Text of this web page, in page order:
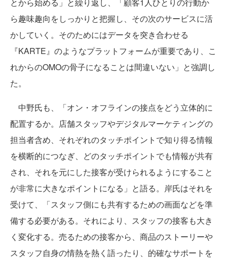
ら趣味趣向をしっかりと把握し、その次のサービスに活
かしていく。そのためにはデータを突き合わせる
『KARTE』のようなプラットフォームが重要であり、こ
れからのOMOの骨子になることは間違いない」と強調し
た。
中野氏も、「オン・オフラインの接点をどう立体的に
配置するか。店舗スタッフやデジタルマーケティングの
担当者含め、それぞれのタッチポイントで知り得る情報
を横断的につなぎ、どのタッチポイントでも情報が共有
され、それを元にした接客が受けられるようにすること
が非常に大きなポイントになる」と語る。岸氏はそれを
受けて、「スタッフ側にも共有するための画面などを準
備する必要がある。それにより、スタッフの接客も大き
く変化する。売るための接客から、商品のストーリーや
スタッフ自身の情熱を熱く語ったり、的確なサポートを